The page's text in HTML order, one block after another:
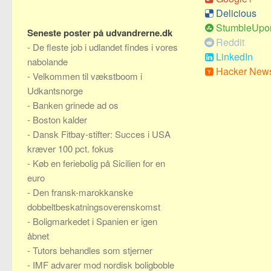
Delicious
Reddit
LinkedIn
Hacker
Seneste poster på udvandrerne.dk
- De fleste job i udlandet findes i vores
nabolande
-Velkommen til vækstboom i
Udkantsnorge
- Banken grinede ad os
- Boston kalder
- Dansk Fitbay-stifter: Succes i USA
kræver 100 pct. fokus
- Køb en feriebolig på Sicilien for en
euro
- Den fransk-marokkanske
dobbeltbeskatningsoverenskomst
- Boligmarkedet i Spanien er igen
åbnet
-Tutors behandles som stjerner
- IMF advarer mod nordisk boligboble